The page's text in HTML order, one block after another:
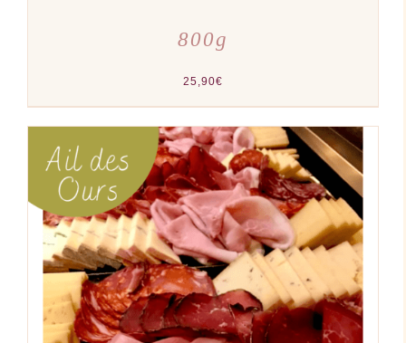
800g
25,90€
AJOUTER AU PANIER
/
DÉTAILS